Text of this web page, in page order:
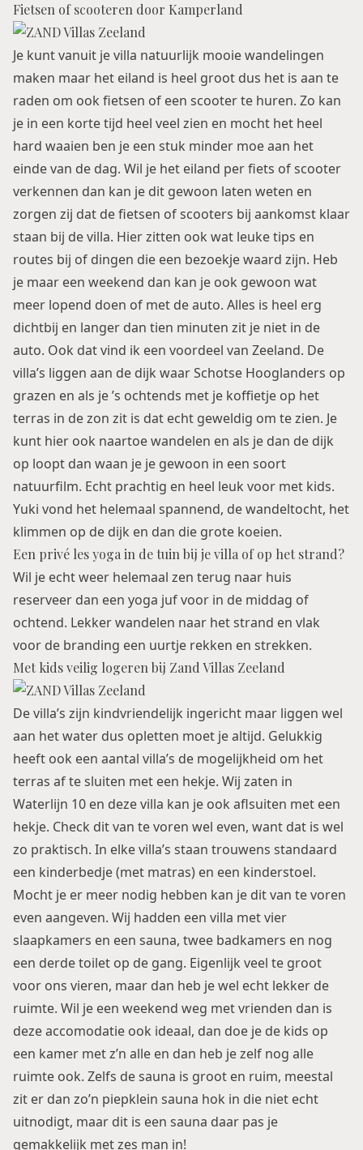
Fietsen of scooteren door Kamperland
Je kunt vanuit je villa natuurlijk mooie wandelingen
maken maar het eiland is heel groot dus het is aan te
raden om ook fietsen of een scooter te huren. Zo kan
je in een korte tijd heel veel zien en mocht het heel
hard waaien ben je een stuk minder moe aan het
einde van de dag. Wil je het eiland per fiets of scooter
verkennen dan kan je dit gewoon laten weten en
zorgen zij dat de fietsen of scooters bij aankomst klaar
staan bij de villa. Hier zitten ook wat leuke tips en
routes bij of dingen die een bezoekje waard zijn. Heb
je maar een weekend dan kan je ook gewoon wat
meer lopend doen of met de auto. Alles is heel erg
dichtbij en langer dan tien minuten zit je niet in de
auto. Ook dat vind ik een voordeel van Zeeland. De
villa’s liggen aan de dijk waar Schotse Hooglanders op
grazen en als je ’s ochtends met je koffietje op het
terras in de zon zit is dat echt geweldig om te zien. Je
kunt hier ook naartoe wandelen en als je dan de dijk
op loopt dan waan je je gewoon in een soort
natuurfilm. Echt prachtig en heel leuk voor met kids.
Yuki vond het helemaal spannend, de wandeltocht, het
klimmen op de dijk en dan die grote koeien.
Een privé les yoga in de tuin bij je villa of op het strand?
Wil je echt weer helemaal zen terug naar huis
reserveer dan een yoga juf voor in de middag of
ochtend. Lekker wandelen naar het strand en vlak
voor de branding een uurtje rekken en strekken.
Met kids veilig logeren bij Zand Villas Zeeland
De villa’s zijn kindvriendelijk ingericht maar liggen wel
aan het water dus opletten moet je altijd. Gelukkig
heeft ook een aantal villa’s de mogelijkheid om het
terras af te sluiten met een hekje. Wij zaten in
Waterlijn 10 en deze villa kan je ook aflsuiten met een
hekje. Check dit van te voren wel even, want dat is wel
zo praktisch. In elke villa’s staan trouwens standaard
een kinderbedje (met matras) en een kinderstoel.
Mocht je er meer nodig hebben kan je dit van te voren
even aangeven. Wij hadden een villa met vier
slaapkamers en een sauna, twee badkamers en nog
een derde toilet op de gang. Eigenlijk veel te groot
voor ons vieren, maar dan heb je wel echt lekker de
ruimte. Wil je een weekend weg met vrienden dan is
deze accomodatie ook ideaal, dan doe je de kids op
een kamer met z’n alle en dan heb je zelf nog alle
ruimte ook. Zelfs de sauna is groot en ruim, meestal
zit er dan zo’n piepklein sauna hok in die niet echt
uitnodigt, maar dit is een sauna daar pas je
gemakkelijk met zes man in!